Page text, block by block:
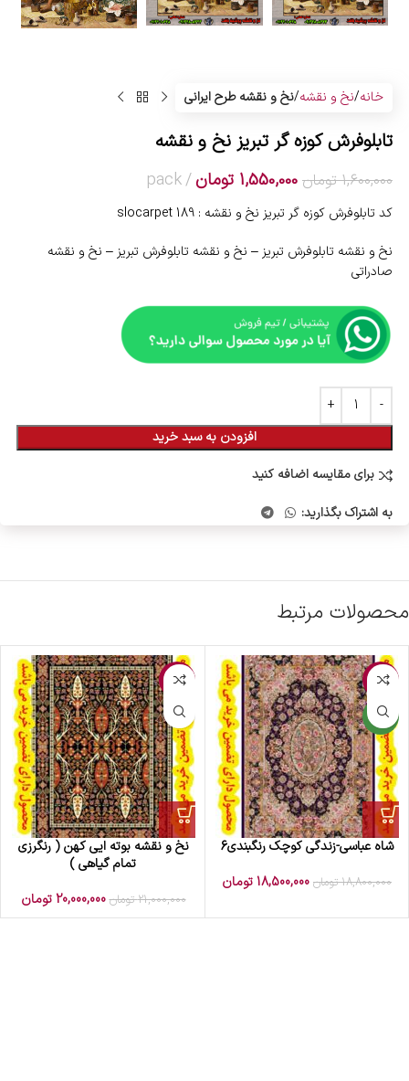
خانه نخ و نقشه نخ و نقشه طرح ایرانی
تابلوفرش کوزه گر تبریز نخ و نقشه
1,600,000 تومان 1,550,000 تومان pack
کد تابلوفرش کوزه گر تبریز نخ و نقشه : slocarpet 189
نخ و نقشه تابلوفرش تبریز – نخ و نقشه تابلوفرش تبریز – نخ و نقشه
صادراتی
افزودن به سبد خرید
برای مقایسه اضافه کنید
به اشتراک بگذارید:
محصولات مرتبط
-2%
جدید
شاه عباسی-زندگی کوچک رنگبندی6
18,800,000 تومان 18,500,000تومان
-5%
نخ و نقشه بوته ایی کهن ( رنگرزی
تمام گیاهی )
21,000,000 تومان 20,000,000 تومان